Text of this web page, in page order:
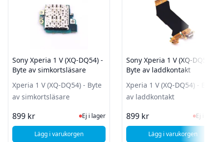
Sony Xperia 1 V (XQ-DQ54) -
Byte av simkortsläsare
Xperia 1 V (XQ-DQ54) - Byte
av simkortsläsare
899 kr Ej i lager, besök produktsidan för
Ej i lager
Lägg i varukorgen, Sony Xperia 1 V (XQ-DQ54) - Byte av simkortsläsare
Sony Xperia 1 V (XQ-DQ54) -
Byte av laddkontakt
Xperia 1 V (XQ-DQ54) - Byte
av laddkontakt
899 kr Ej i
Ej i lager
Lägg i varukorgen
, Sony Xperia 1